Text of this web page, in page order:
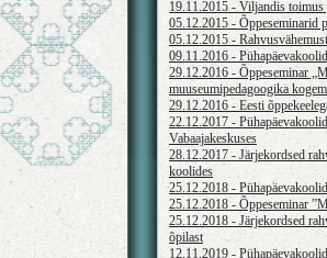
19.11.2015 - Viljandis toimus
05.12.2015 - Õppeseminarid
05.12.2015 -
09.11.2016 -
29.12.2016 - Õppeseminar
muuseumipedagoogika
29.12.2016 - Eesti
22.12.2017 -
Vabaajakeskuses
28.12.2017 - Järjekordsed
koolides
25.12.2018 -
25.12.2018 - Õppeseminar
25.12.2018 - Järjekordsed
õpilast
12.11.2019 -